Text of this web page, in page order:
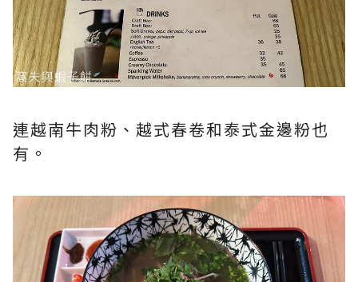
連越南牛肉粉、越式春卷和泰式金邊粉也
有。